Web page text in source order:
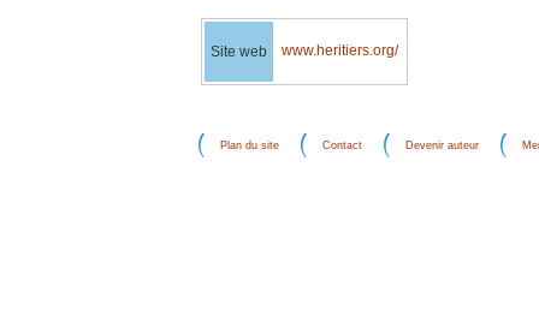
Site web www.heritiers.org/
Plan du site Contact Devenir auteur